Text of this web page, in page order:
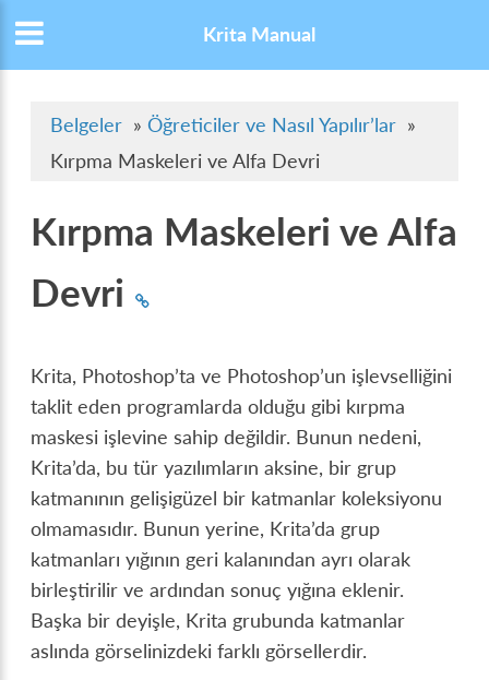
Krita Manual
Belgeler » Öğreticiler ve Nasıl Yapılır’lar »
Kırpma Maskeleri ve Alfa Devri
Kırpma Maskeleri ve Alfa
Devri
Krita, Photoshop’ta ve Photoshop’un işlevselliğini
taklit eden programlarda olduğu gibi kırpma
maskesi işlevine sahip değildir. Bunun nedeni,
Krita’da, bu tür yazılımların aksine, bir grup
katmanının gelişigüzel bir katmanlar koleksiyonu
olmamasıdır. Bunun yerine, Krita’da grup
katmanları yığının geri kalanından ayrı olarak
birleştirilir ve ardından sonuç yığına eklenir.
Başka bir deyişle, Krita grubunda katmanlar
aslında görselinizdeki farklı görsellerdir.